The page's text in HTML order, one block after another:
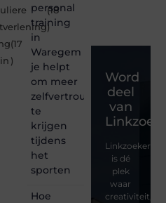
(18
)
(17
)
personal
training
in
Waregem
je helpt
om meer
zelfvertrouwen
te
krijgen
tijdens
het
sporten
Hoe
Word
deel
van
is dé
plek
waar
creativiteit,